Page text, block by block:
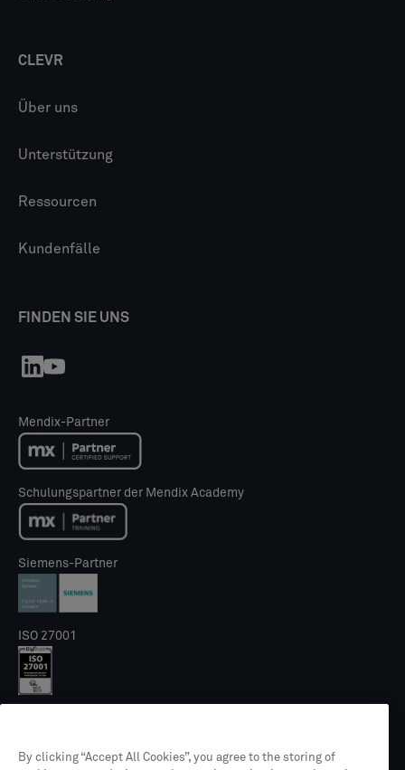
CLEVR
Über uns
Unterstützung
Ressourcen
Kundenfälle
FINDEN SIE UNS
Mendix-Partner
Schulungspartner der Mendix Academy
Siemens-Partner
ISO 27001
By clicking “Accept All Cookies”, you agree to the storing of